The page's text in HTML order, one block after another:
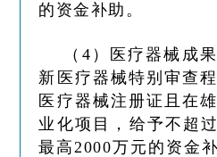
的资金补助。
（4）医疗器械成
新医疗器械特别审查
医疗器械注册证且在
业化项目，给予不超
最高2000万元的资金